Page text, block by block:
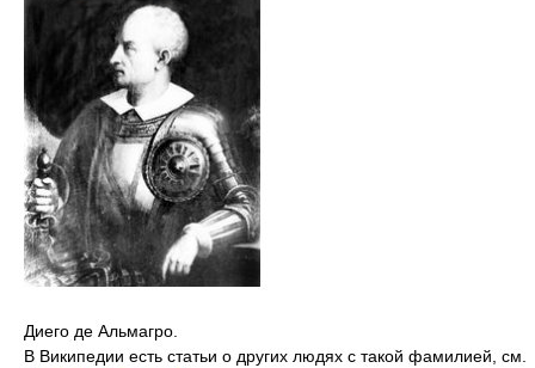
Диего де Альмагро.
В Википедии есть статьи о других людях с такой фамилией, см.